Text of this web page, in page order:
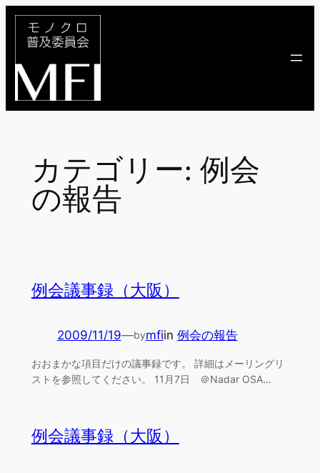
内
ッ
カテゴリー: 例会
の報告
例会議事録（大阪）
2009/11/19—bymfiin 例会の報告
おおまかな項目だけの議事録です。 詳細はメーリングリ
ストを参照してください。 11月7日 ＠Nadar OSA…
例会議事録（大阪）